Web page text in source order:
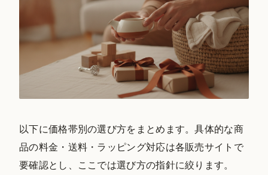
以下に価格帯別の選び方をまとめます。具体的な商
品の料金・送料・ラッピング対応は各販売サイトで
要確認とし、ここでは選び方の指針に絞ります。